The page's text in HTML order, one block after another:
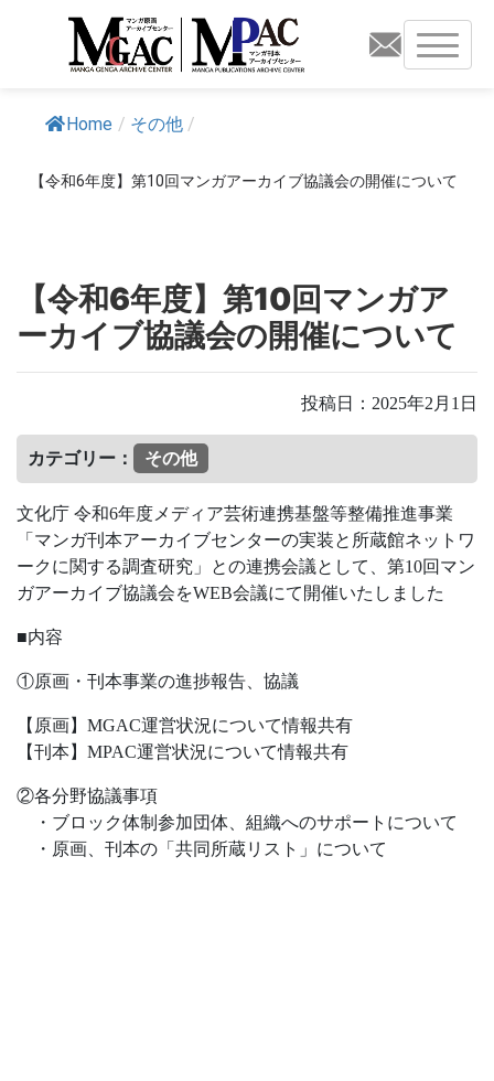
Home / その他 /
【令和6年度】第10回マンガアーカイブ協議会の開催について
【令和6年度】第10回マンガア
ーカイブ協議会の開催について
投稿日： 2025年2月1日
カテゴリー： その他
文化庁 令和6年度メディア芸術連携基盤等整備推進事業
「マンガ刊本アーカイブセンターの実装と所蔵館ネットワ
ークに関する調査研究」との連携会議として、第10回マン
ガアーカイブ協議会をWEB会議にて開催いたしました
■内容
①原画・刊本事業の進捗報告、協議
【原画】MGAC運営状況について情報共有
【刊本】MPAC運営状況について情報共有
②各分野協議事項
・ブロック体制参加団体、組織へのサポートについて
・原画、刊本の「共同所蔵リスト」について